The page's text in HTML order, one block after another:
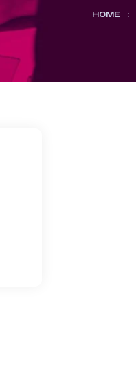
HOME :